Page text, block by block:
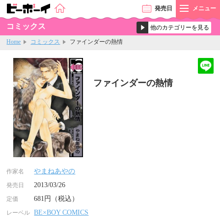
発売日 メニュー
コミックス
Home コミックス ファインダーの熱情
ファインダーの熱情
作家名 やまねあやの
発売日 2013/03/26
定価 681円（税込）
レーベル BE×BOY COMICS